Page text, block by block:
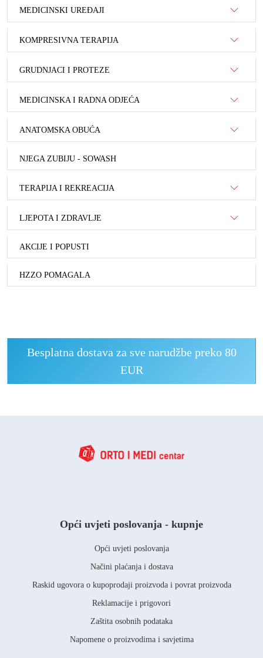
MEDICINSKI UREĐAJI
KOMPRESIVNA TERAPIJA
GRUDNJACI I PROTEZE
MEDICINSKA I RADNA ODJEĆA
ANATOMSKA OBUĆA
NJEGA ZUBIJU - SOWASH
TERAPIJA I REKREACIJA
LJEPOTA I ZDRAVLJE
AKCIJE I POPUSTI
HZZO POMAGALA
Besplatna dostava za sve narudžbe preko 80
EUR
Opći uvjeti poslovanja - kupnje
Opći uvjeti poslovanja
Načini plaćanja i dostava
Raskid ugovora o kupoprodaji proizvoda i povrat proizvoda
Reklamacije i prigovori
Zaštita osobnih podataka
Napomene o proizvodima i savjetima